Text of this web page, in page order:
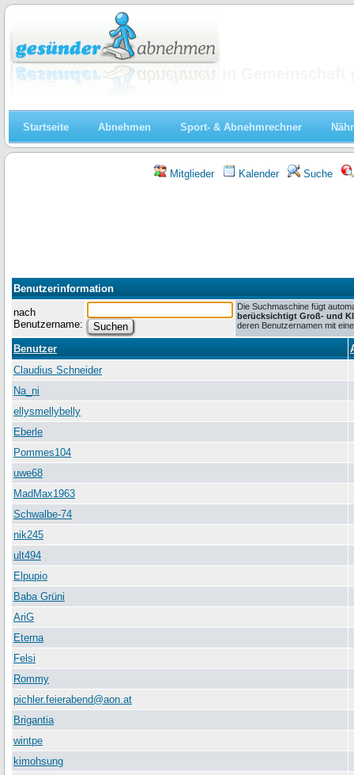
Startseite Abnehmen Sport- & Abnehmrechner
Mitglieder Kalender Suche
Benutzerinformation
nach
Benutzername:
Die Suchmaschine fügt
berücksichtigt Groß- und
deren Benutzernamen mit
Benutzer
Claudius Schneider
Na_ni
ellysmellybelly
Eberle
Pommes104
uwe68
MadMax1963
Schwalbe-74
nik245
ult494
Elpupio
Baba Grüni
AriG
Eterna
Felsi
Rommy
pichler.feierabend@aon.at
Brigantia
wintpe
kimohsung